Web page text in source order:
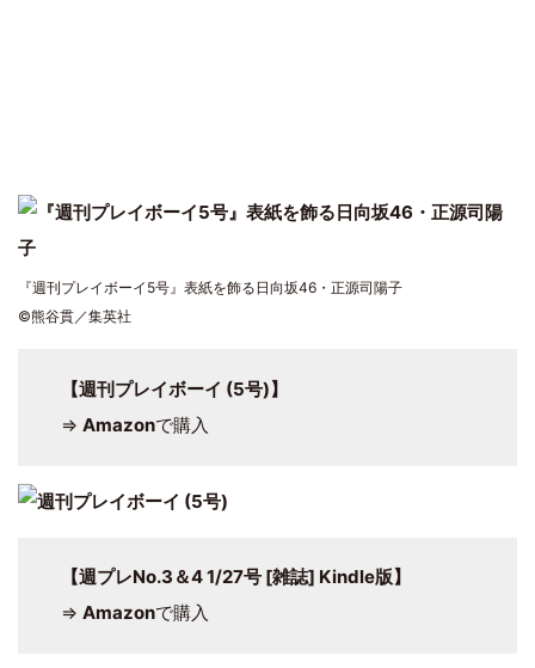
『週刊プレイボーイ5号』表紙を飾る日向坂46・正源司陽子
©熊谷貫／集英社
【週刊プレイボーイ (5号)】
⇒ Amazonで購入
【週プレNo.3＆4 1/27号 [雑誌] Kindle版】
⇒ Amazonで購入